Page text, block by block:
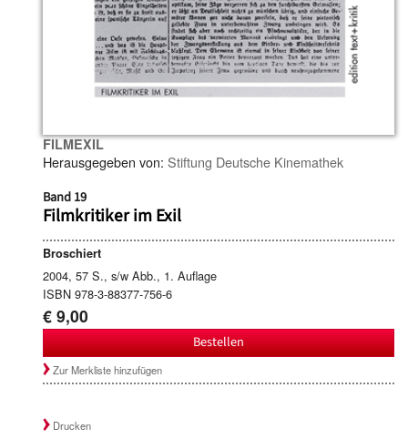
FILMEXIL
Herausgegeben von: Stiftung Deutsche Kinemathek
Band 19
Filmkritiker im Exil
Broschiert
2004, 57 S., s/w Abb., 1. Auflage
ISBN 978-3-88377-756-6
€ 9,00
Bestellen
Zur Merkliste hinzufügen
Drucken